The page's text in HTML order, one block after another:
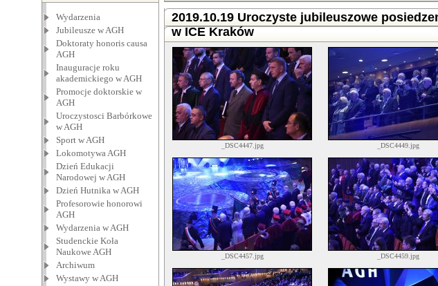
Wydarzenia
Jubileusze w AGH
Doktoraty honoris causa
AGH
Inauguracje roku
akademickiego w AGH
Promocje doktorskie w
AGH
Uroczystosci Barbórkowe
w AGH
Sport w AGH
Lokomotywa AGH
Dzień Edukacji
Narodowej w AGH
Dzień Hutnika w AGH
Profesorowie honorowi
AGH
Wydarzenia w AGH
Studenckie Koła
Naukowe AGH
Archiwum
Wystawy w AGH
2019.10.19 Uroczyste jubileuszowe
w ICE Kraków
_DSC4447.jpg _DSC4449.jpg
_DSC4457.jpg _DSC4459.jpg